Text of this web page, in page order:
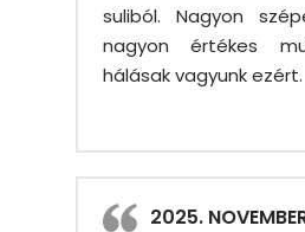
suliból. Nagyon
nagyon értékes
hálásak vagyunk ezért.
2025.